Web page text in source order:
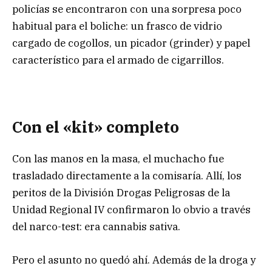
policías se encontraron con una sorpresa poco
habitual para el boliche: un frasco de vidrio
cargado de cogollos, un picador (grinder) y papel
característico para el armado de cigarrillos.
Con el «kit» completo
Con las manos en la masa, el muchacho fue
trasladado directamente a la comisaría. Allí, los
peritos de la División Drogas Peligrosas de la
Unidad Regional IV confirmaron lo obvio a través
del narco-test: era cannabis sativa.
Pero el asunto no quedó ahí. Además de la droga y